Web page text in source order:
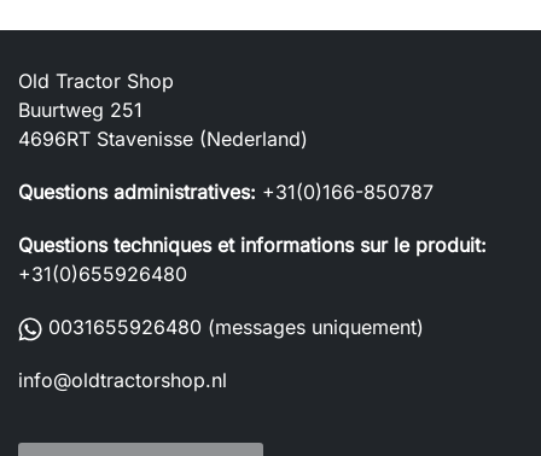
Old Tractor Shop
Buurtweg 251
4696RT Stavenisse (Nederland)
Questions administratives: +31(0)166-850787
Questions techniques et informations sur le produit:
+31(0)655926480
0031655926480 (messages uniquement)
info@oldtractorshop.nl